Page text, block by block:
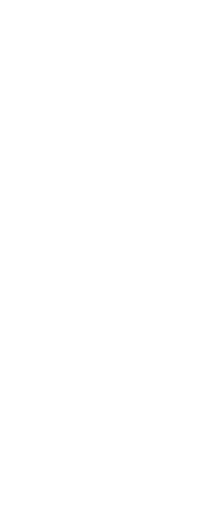
artist, kåsör och